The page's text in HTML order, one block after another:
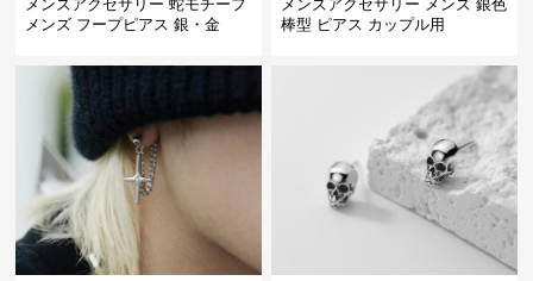
メンズアクセサリー 蛇モチーフ
メンズ フープピアス 銀・金
メンズアクセサリー メンズ 銀色
棒型 ピアス カップル用